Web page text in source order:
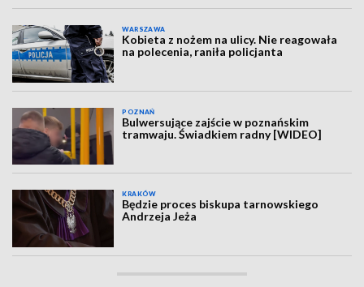
WARSZAWA
Kobieta z nożem na ulicy. Nie reagowała
na polecenia, raniła policjanta
POZNAŃ
Bulwersujące zajście w poznańskim
tramwaju. Świadkiem radny [WIDEO]
KRAKÓW
Będzie proces biskupa tarnowskiego
Andrzeja Jeża